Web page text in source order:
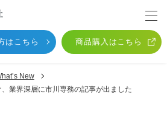
はこちら 商品購入はこちら
New
業界深層に市川専務の記事が出ました